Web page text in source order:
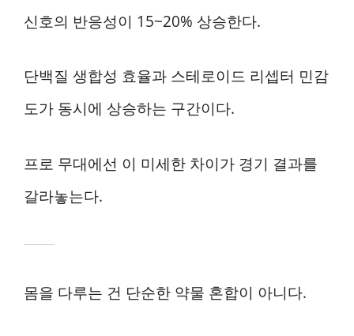
신호의 반응성이 15~20% 상승한다.
단백질 생합성 효율과 스테로이드 리셉터 민감
도가 동시에 상승하는 구간이다.
프로 무대에선 이 미세한 차이가 경기 결과를
갈라놓는다.
몸을 다루는 건 단순한 약물 혼합이 아니다.